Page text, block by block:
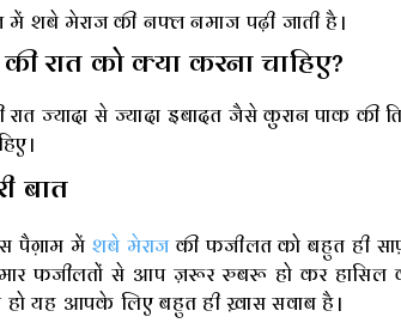
में शबे मेराज की नफ्ल नमाज पढ़ी जाती है।
रात को क्या करना चाहिए?
रात ज्यादा से ज्यादा इबादत जैसे कुरान पाक
बात
पैग़ाम मेंशबे मेराजकी फजीलत को बहुत ही
फजीलतों से आप ज़रूर रुबरू हो कर
हो यह आपके लिए बहुत ही ख़ास सवाब है।